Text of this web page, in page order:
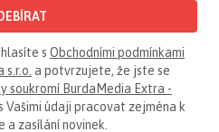
s Obchodními podmínkami
a potvrzujete, že jste se
soukromí BurdaMedia Extra -
Vašimi údaji pracovat zejména k
a zasílání novinek.